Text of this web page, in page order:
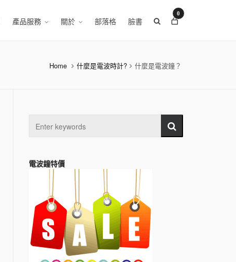
產品服務 關於 部落格 臉書
0
Home 什麼是電波時計? 什麼是電波鐘？
電波鐘特價